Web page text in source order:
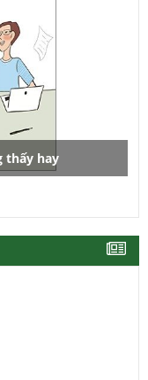
thấy hay